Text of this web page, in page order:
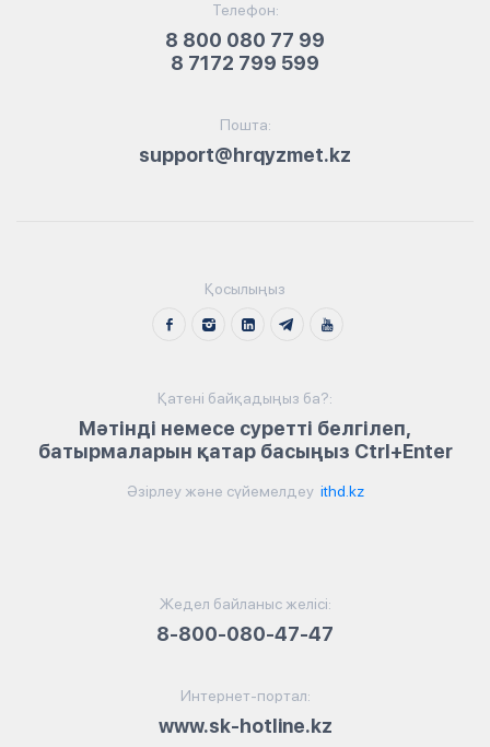
Телефон:
8 800 080 77 99
8 7172 799 599
Пошта:
support@hrqyzmet.kz
Қосылыңыз
Қатені байқадыңыз ба?:
Мәтінді немесе суретті белгілеп,
батырмаларын қатар басыңыз Ctrl+Enter
Әзірлеу және сүйемелдеу ithd.kz
Жедел байланыс желісі:
8-800-080-47-47
Интернет-портал:
www.sk-hotline.kz